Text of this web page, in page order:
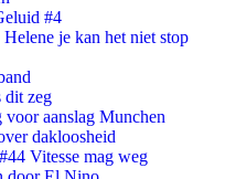
#4
je kan het niet stop
dit zeg
aanslag Munchen
dakloosheid
Vitesse mag weg